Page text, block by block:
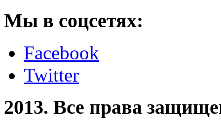
Мы в соцсетях:
Facebook
Twitter
2013. Все права